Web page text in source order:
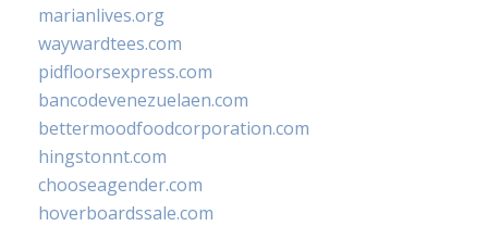
marianlives.org
waywardtees.com
pidfloorsexpress.com
bancodevenezuelaen.com
bettermoodfoodcorporation.com
hingstonnt.com
chooseagender.com
hoverboardssale.com